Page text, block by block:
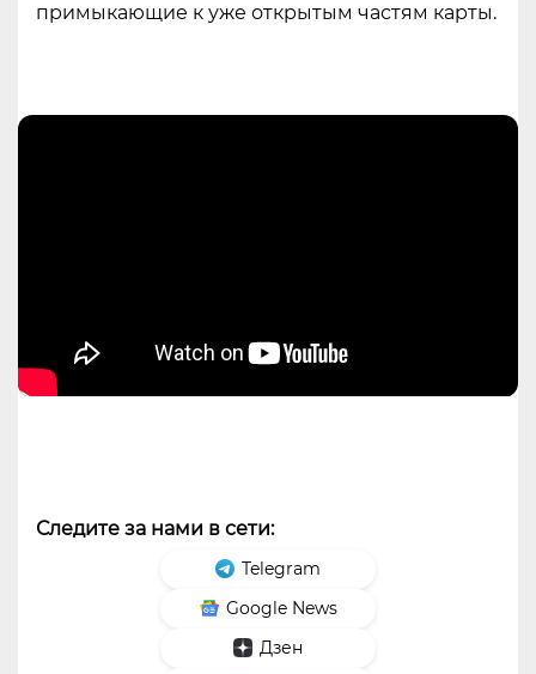
примыкающие к уже открытым частям карты.
Следите за нами в сети:
Telegram
Google News
Дзен